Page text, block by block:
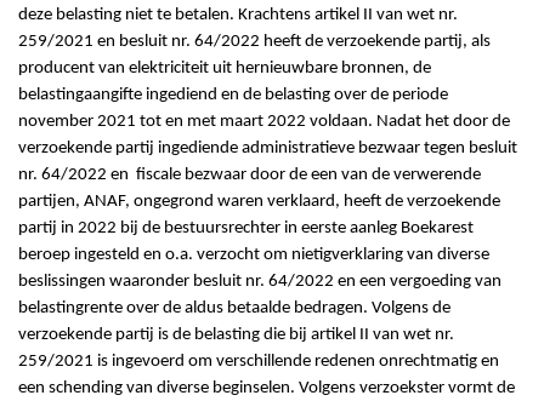
deze belasting niet te betalen. Krachtens artikel II van wet nr.
259/2021 en besluit nr. 64/2022 heeft de verzoekende partij, als
producent van elektriciteit uit hernieuwbare bronnen, de
belastingaangifte ingediend en de belasting over de periode
november 2021 tot en met maart 2022 voldaan. Nadat het door de
verzoekende partij ingediende administratieve bezwaar tegen besluit
nr. 64/2022 en fiscale bezwaar door de een van de verwerende
partijen, ANAF, ongegrond waren verklaard, heeft de verzoekende
partij in 2022 bij de bestuursrechter in eerste aanleg Boekarest
beroep ingesteld en o.a. verzocht om nietigverklaring van diverse
beslissingen waaronder besluit nr. 64/2022 en een vergoeding van
belastingrente over de aldus betaalde bedragen. Volgens de
verzoekende partij is de belasting die bij artikel II van wet nr.
259/2021 is ingevoerd om verschillende redenen onrechtmatig en
een schending van diverse beginselen. Volgens verzoekster vormt de